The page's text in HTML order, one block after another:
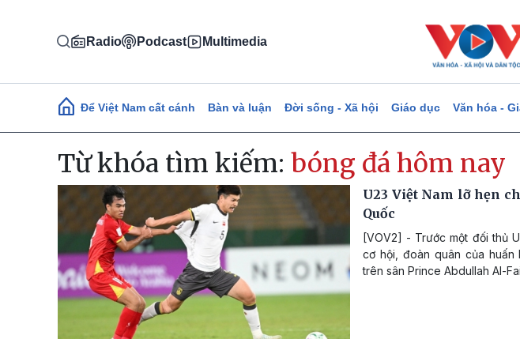
Radio Podcast Multimedia
Main navigation
Để Việt Nam cất cánh Bàn và luận Đời sống - Xã hội Giáo dục Văn hóa -
Từ khóa tìm kiếm: bóng đá hôm nay
U23 Việt Nam lỡ hẹn
Quốc
[VOV2] - Trước một đối thủ
cơ hội, đoàn quân của huấn
trên sân Prince Abdullah Al-